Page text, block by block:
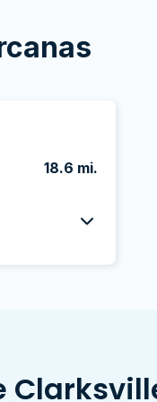
18.6 mi.